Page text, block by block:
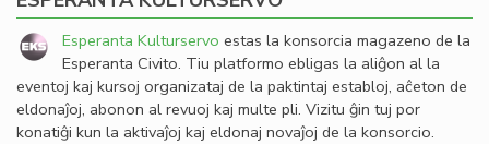
Esperanta Kulturservo estas la konsorcia magazeno de la
Esperanta Civito. Tiu platformo ebligas la aliĝon al la
eventoj kaj kursoj organizataj de la paktintaj establoj, aĉeton de
eldonaĵoj, abonon al revuoj kaj multe pli. Vizitu ĝin tuj por
konatiĝi kun la aktivaĵoj kaj eldonaj novaĵoj de la konsorcio.